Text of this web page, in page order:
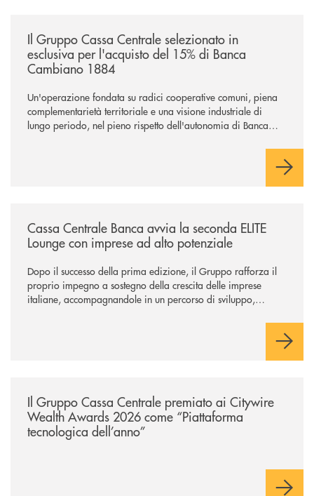
Il Gruppo Cassa Centrale selezionato in
esclusiva per l'acquisto del 15% di Banca
Cambiano 1884
Un'operazione fondata su radici cooperative comuni, piena
complementarietà territoriale e una visione industriale di
lungo periodo, nel pieno rispetto dell'autonomia di Banca
negoziazione esclusiva per la finalizzazione dell’operazione.
Cassa Centrale Banca avvia la seconda ELITE
Lounge con imprese ad alto potenziale
Dopo il successo della prima edizione, il Gruppo rafforza il
proprio impegno a sostegno della crescita delle imprese
italiane, accompagnandole in un percorso di sviluppo,
Il Gruppo Cassa Centrale premiato ai Citywire
Wealth Awards 2026 come “Piattaforma
tecnologica dell’anno”